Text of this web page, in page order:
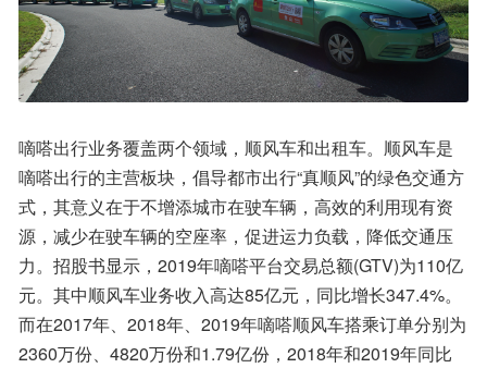
嘀嗒出行业务覆盖两个领域，顺风车和出租车。顺风车是
嘀嗒出行的主营板块，倡导都市出行“真顺风”的绿色交通方
式，其意义在于不增添城市在驶车辆，高效的利用现有资
源，减少在驶车辆的空座率，促进运力负载，降低交通压
力。招股书显示，2019年嘀嗒平台交易总额(GTV)为110亿
元。其中顺风车业务收入高达85亿元，同比增长347.4%。
而在2017年、2018年、2019年嘀嗒顺风车搭乘订单分别为
2360万份、4820万份和1.79亿份，2018年和2019年同比